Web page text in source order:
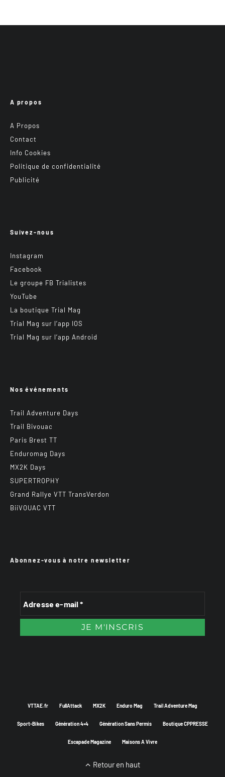
A propos
A Propos
Contact
Info Cookies
Politique de confidentialité
Publicité
Suivez-nous
Instagram
Facebook
Le groupe FB Trialistes
YouTube
La boutique Trial Mag
Trial Mag sur l’app IOS
Trial Mag sur l’app Android
Nos événements
Trail Adventure Days
Trail Bivouac
Paris Brest TT
Enduromag Days
MX2K Days
SUPERTROPHY
Grand Rallye VTT TransVerdon
BiiVOUAC VTT
Abonnez-vous à notre newsletter
VTTAE.fr FullAttack MX2K Enduro Mag Trail Adventure Mag
Sport-Bikes Génération 4×4 Génération Sans Permis Boutique CPPRESSE
Escapade Magazine Maisons A Vivre
Retour en haut